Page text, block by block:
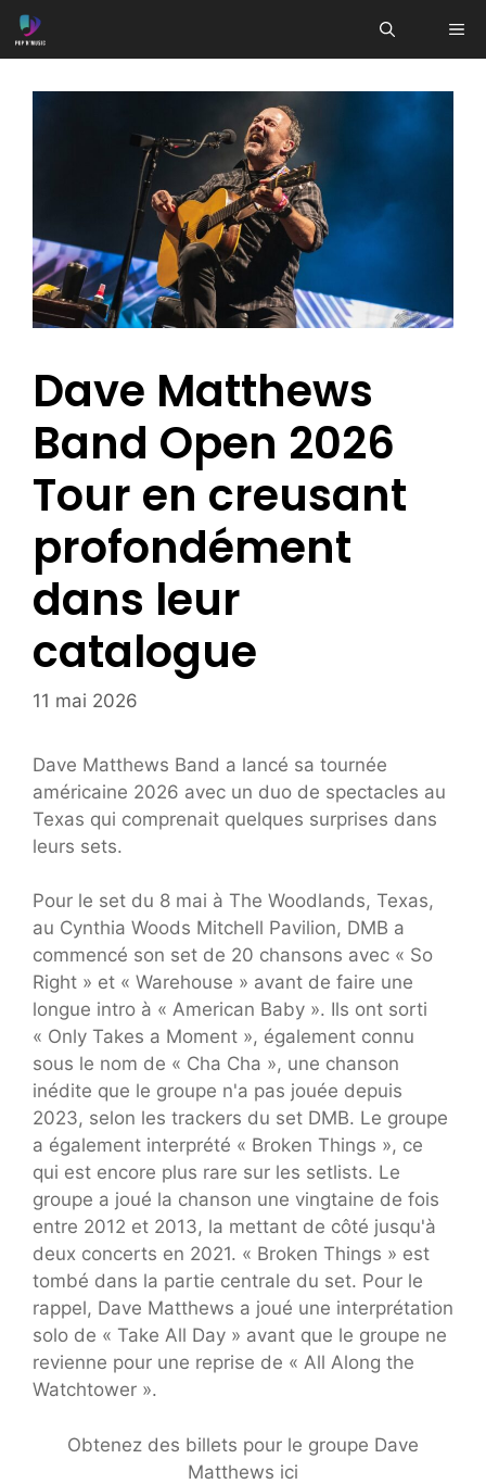
Aller
au
Dave Matthews
Band Open 2026
Tour en creusant
profondément
dans leur
catalogue
11 mai 2026
Dave Matthews Band a lancé sa tournée
américaine 2026 avec un duo de spectacles au
Texas qui comprenait quelques surprises dans
leurs sets.
Pour le set du 8 mai à The Woodlands, Texas,
au Cynthia Woods Mitchell Pavilion, DMB a
commencé son set de 20 chansons avec « So
Right » et « Warehouse » avant de faire une
longue intro à « American Baby ». Ils ont sorti
« Only Takes a Moment », également connu
sous le nom de « Cha Cha », une chanson
inédite que le groupe n'a pas jouée depuis
2023, selon les trackers du set DMB. Le groupe
a également interprété « Broken Things », ce
qui est encore plus rare sur les setlists. Le
groupe a joué la chanson une vingtaine de fois
entre 2012 et 2013, la mettant de côté jusqu'à
deux concerts en 2021. « Broken Things » est
tombé dans la partie centrale du set. Pour le
rappel, Dave Matthews a joué une interprétation
solo de « Take All Day » avant que le groupe ne
revienne pour une reprise de « All Along the
Watchtower ».
Obtenez des billets pour le groupe Dave
Matthews ici